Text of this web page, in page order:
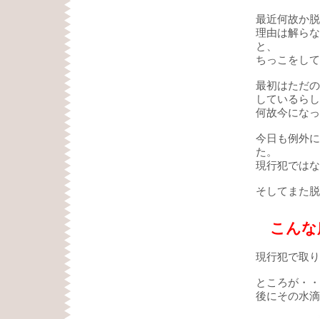
最近何故か
理由は解ら
と、
ちっこをし
最初はただ
しているら
何故今にな
今日も例外
た。
現行犯では
そしてまた
こん
現行犯で取
ところが・
後にその水